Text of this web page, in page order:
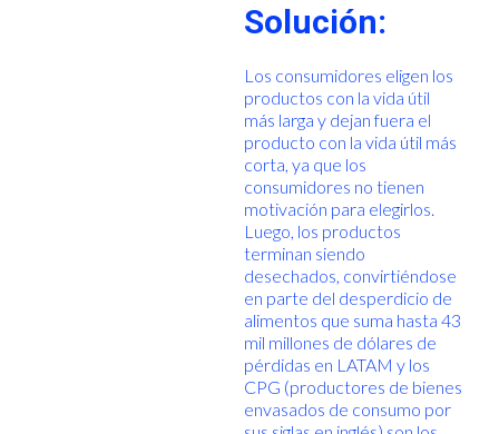
Solución:
Los consumidores eligen los
productos con la vida útil
más larga y dejan fuera el
producto con la vida útil más
corta, ya que los
consumidores no tienen
motivación para elegirlos.
Luego, los productos
terminan siendo
desechados, convirtiéndose
en parte del desperdicio de
alimentos que suma hasta 43
mil millones de dólares de
pérdidas en LATAM y los
CPG (productores de bienes
envasados de consumo por